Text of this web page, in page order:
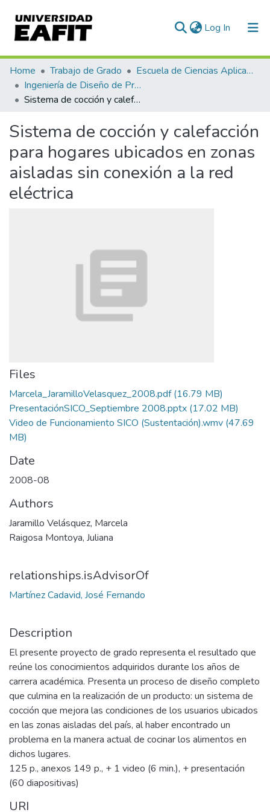
Log In (current)
Communities & Collections
All of DSpace
Home Trabajo de Grado
Escuela de Ciencias Aplicadas e Ingeniería
Ingeniería de Diseño de Producto (trabajo de grado)
Sistema de cocción y calefacción para hogares ubicados en zonas aisladas sin conexión a la red eléctrica
Sistema de cocción y calefacción
para hogares ubicados en zonas
aisladas sin conexión a la red
eléctrica
Files
Marcela_JaramilloVelasquez_2008.pdf(16.79 MB)
PresentaciónSICO_Septiembre 2008.pptx (17.02 MB)
Video de Funcionamiento SICO (Sustentación).wmv (47.69
MB)
Date
2008-08
Authors
Jaramillo Velásquez, Marcela
Raigosa Montoya, Juliana
relationships.isAdvisorOf
Martínez Cadavid, José Fernando
Description
El presente proyecto de grado representa el resultado que
reúne los conocimientos adquiridos durante los años de
carrera académica. Presenta un proceso de diseño completo
que culmina en la realización de un producto: un sistema de
cocción que mejora las condiciones de los usuarios ubicados
en las zonas aisladas del país, al haber encontrado un
problema en la manera actual de cocinar los alimentos en
dichos lugares.
125 p., anexos 149 p., + 1 video (6 min.), + presentación
(60 diapositivas)
URI